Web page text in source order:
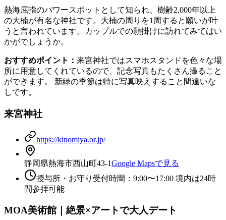
熱海屈指のパワースポットとして知られ、樹齢2,000年以上
の大楠が有名な神社です。大楠の周りを1周すると願いが叶
うと言われています。カップルでの願掛けに訪れてみてはい
かがでしょうか。
おすすめポイント： 来宮神社ではスマホスタンドを色々な場
所に用意してくれているので、記念写真もたくさん撮ること
ができます。 新緑の季節は特に写真映えすること間違いな
しです。
来宮神社
https://kinomiya.or.jp/
静岡県熱海市西山町43-1Google Mapsで見る
授与所・お守り受付時間：9:00〜17:00 境内は24時
間参拝可能
MOA美術館｜絶景×アートで大人デート